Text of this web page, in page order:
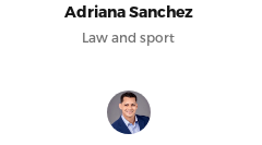
Adriana Sanchez
Law and sport